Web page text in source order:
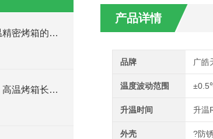
适应多元需求：高温精密烤箱的功能延伸与定制考量
可靠性与可维护性：高温烤箱长期稳定运行的支撑
产品详情
品牌 广皓
温度波动范围
升温时间 升
外壳 ?防